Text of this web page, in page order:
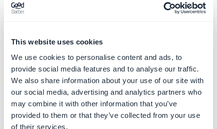
This website uses cookies
We use cookies to personalise content and ads, to
provide social media features and to analyse our traffic.
We also share information about your use of our site with
our social media, advertising and analytics partners who
may combine it with other information that you’ve
provided to them or that they’ve collected from your use
of their services.
Depuis la page Utilisateurs et Accès